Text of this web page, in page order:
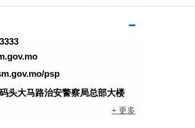
psp
头大马路治安警察局总部大楼
+ 更多